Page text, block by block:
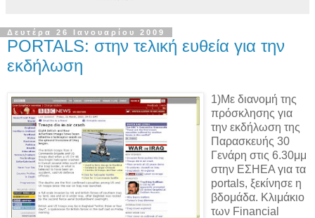
Δευτέρα 26 Ιανουαρίου 2009
PORTALS: στην τελική ευθεία για την
εκδήλωση
1)Με διανομή της
πρόσκλησης για
την εκδήλωση της
Παρασκευής 30
Γενάρη στις 6.30μμ
στην ΕΣΗΕΑ για τα
portals, ξεκίνησε η
βδομάδα. Κλιμάκιο
των Financial